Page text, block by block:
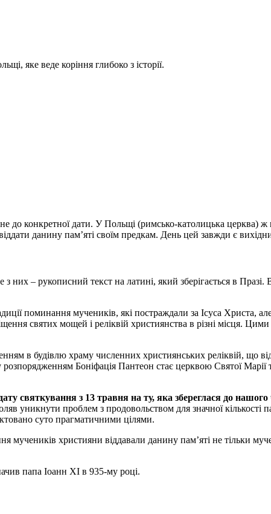
яке веде коріння глибоко з історії.
до конкретної дати. У Польщі (римсько-католицька церква) ж
данину пам’яті своїм предкам. День цей завжди є
– рукописний текст на латині, який зберігається в Празі.
поминання мучеників, які постраждали за Ісуса Христа, але
святих мощей і реліквій християнства в різні місця.
в будівлю храму численних християнських реліквій, що
Боніфація Пантеон стає церквою Святої Марії
святкування з 13 травня на ту, яка збереглася до нашого
уникнути проблем з продовольством для значної кількості
суто прагматичними цілями.
мучеників християни віддавали данину пам’яті не тільки
папа Іоанн XI в 935-му році.